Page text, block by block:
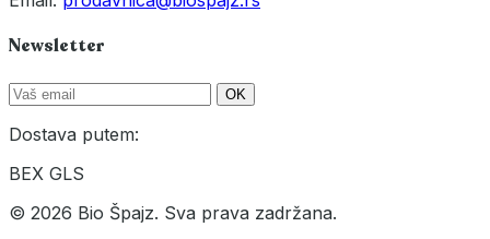
Newsletter
OK
Dostava putem:
BEX GLS
© 2026 Bio Špajz. Sva prava zadržana.